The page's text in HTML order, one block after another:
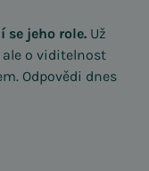
se jeho role. Už
ale o viditelnost
Odpovědi dnes